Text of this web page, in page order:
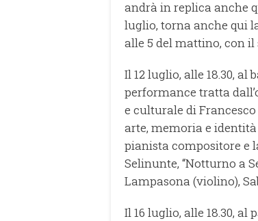
andrà in replica anche
luglio, torna anche qui
alle 5 del mattino, con il
Il 12 luglio, alle 18.30,
performance tratta
e culturale di
arte, memoria e
pianista compositore e
Selinunte, “Notturno a
Lampasona (violino),
Il 16 luglio, alle 18.30,